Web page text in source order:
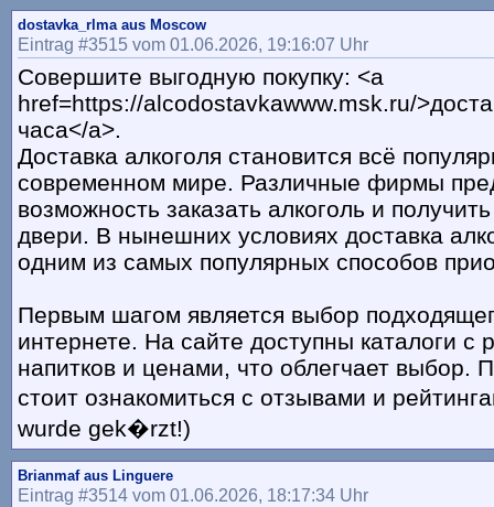
dostavka_rlma aus Moscow
Eintrag #3515 vom 01.06.2026, 19:16:07 Uhr
Совершите выгодную покупку: <a
href=https://alcodostavkawww.msk.ru/
часа</a>.
Доставка алкоголя становится всё
современном мире. Различные фирмы
возможность заказать алкоголь и
двери. В нынешних условиях доставка
одним из самых популярных способов
Первым шагом является выбор
интернете. На сайте доступны каталоги с
напитков и ценами, что облегчает выбор.
стоит ознакомиться с отзывами и
wurde gek�rzt!)
Brianmaf aus Linguere
Eintrag #3514 vom 01.06.2026, 18:17:34 Uhr